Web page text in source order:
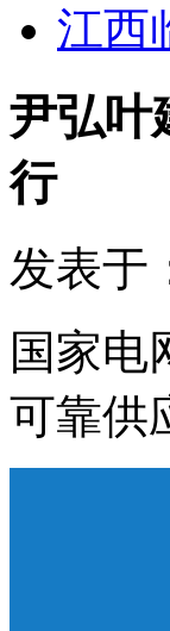
江西
尹弘叶
行
发表于
国家电
可靠供